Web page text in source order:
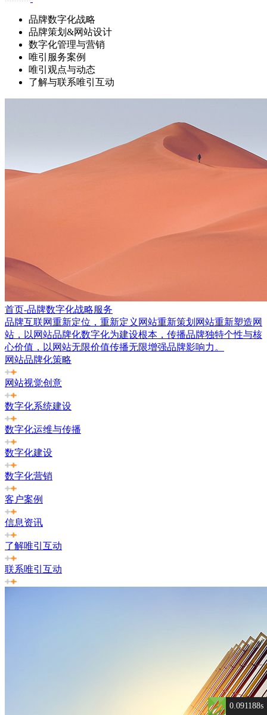
品牌数字化战略
品牌策划&网站设计
数字化管理与营销
唯引服务案例
唯引观点与动态
了解与联系唯引互动
首页-品牌数字化战略服务
品牌互联网重新定位，重新定义网站重新策划网站重新塑造网
站，以网站品牌化数字化为建设根本，传播品牌独特个性与核
心价值，以网站无限价值传播无限增强品牌影响力。
网站品牌化策略
网站视觉创意
数字化系统建设
数字化运维与传播
数字化建设
数字化营销
客户案例
信息资讯
了解唯引互动
联系唯引互动
0.091188s